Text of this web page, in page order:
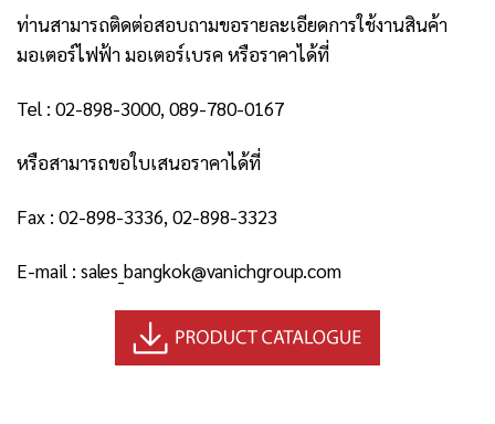
ท่านสามารถติดต่อสอบถามขอรายละเอียดการใช้งานสินค้า
มอเตอร์ไฟฟ้า มอเตอร์เบรค หรือราคาได้ที่
Tel : 02-898-3000, 089-780-0167
หรือสามารถขอใบเสนอราคาได้ที่
Fax : 02-898-3336, 02-898-3323
E-mail : sales_bangkok@vanichgroup.com